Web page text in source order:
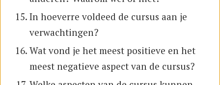
In hoeverre voldeed de cursus aan je
verwachtingen?
Wat vond je het meest positieve en het
meest negatieve aspect van de cursus?